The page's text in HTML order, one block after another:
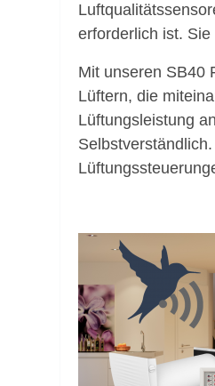
erforderlich ist.
Mit unseren SB40
Lüftern, die
Lüftungsleistung